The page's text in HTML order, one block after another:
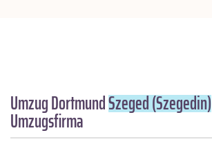
Umzug DortmundSzeged (Szegedin)
Umzugsfirma